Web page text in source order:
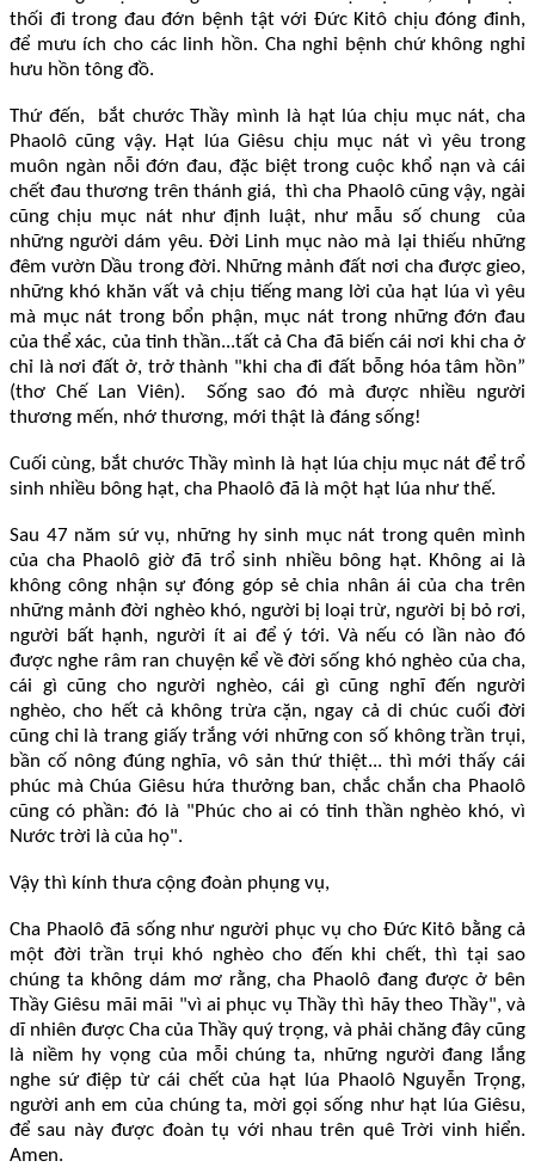
thối đi trong đau đớn bệnh tật với Đức Kitô chịu đóng đinh,
để mưu ích cho các linh hồn. Cha nghỉ bệnh chứ không nghỉ
hưu hồn tông đồ.
Thứ đến, bắt chước Thầy mình là hạt lúa chịu mục nát, cha
Phaolô cũng vậy. Hạt lúa Giêsu chịu mục nát vì yêu trong
muôn ngàn nỗi đớn đau, đặc biệt trong cuộc khổ nạn và cái
chết đau thương trên thánh giá, thì cha Phaolô cũng vậy, ngài
cũng chịu mục nát như định luật, như mẫu số chung của
những người dám yêu. Đời Linh mục nào mà lại thiếu những
đêm vườn Dầu trong đời. Những mảnh đất nơi cha được gieo,
những khó khăn vất vả chịu tiếng mang lời của hạt lúa vì yêu
mà mục nát trong bổn phận, mục nát trong những đớn đau
của thể xác, của tinh thần...tất cả Cha đã biến cái nơi khi cha ở
chỉ là nơi đất ở, trở thành "khi cha đi đất bỗng hóa tâm hồn”
(thơ Chế Lan Viên). Sống sao đó mà được nhiều người
thương mến, nhớ thương, mới thật là đáng sống!
Cuối cùng, bắt chước Thầy mình là hạt lúa chịu mục nát để trổ
sinh nhiều bông hạt, cha Phaolô đã là một hạt lúa như thế.
Sau 47 năm sứ vụ, những hy sinh mục nát trong quên mình
của cha Phaolô giờ đã trổ sinh nhiều bông hạt. Không ai là
không công nhận sự đóng góp sẻ chia nhân ái của cha trên
những mảnh đời nghèo khó, người bị loại trừ, người bị bỏ rơi,
người bất hạnh, người ít ai để ý tới. Và nếu có lần nào đó
được nghe râm ran chuyện kể về đời sống khó nghèo của cha,
cái gì cũng cho người nghèo, cái gì cũng nghĩ đến người
nghèo, cho hết cả không trừa cặn, ngay cả di chúc cuối đời
cũng chỉ là trang giấy trắng với những con số không trần trụi,
bần cố nông đúng nghĩa, vô sản thứ thiệt... thì mới thấy cái
phúc mà Chúa Giêsu hứa thưởng ban, chắc chắn cha Phaolô
cũng có phần: đó là "Phúc cho ai có tinh thần nghèo khó, vì
Nước trời là của họ".
Vậy thì kính thưa cộng đoàn phụng vụ,
Cha Phaolô đã sống như người phục vụ cho Đức Kitô bằng cả
một đời trần trụi khó nghèo cho đến khi chết, thì tại sao
chúng ta không dám mơ rằng, cha Phaolô đang được ở bên
Thầy Giêsu mãi mãi "vì ai phục vụ Thầy thì hãy theo Thầy", và
dĩ nhiên được Cha của Thầy quý trọng, và phải chăng đây cũng
là niềm hy vọng của mỗi chúng ta, những người đang lắng
nghe sứ điệp từ cái chết của hạt lúa Phaolô Nguyễn Trọng,
người anh em của chúng ta, mời gọi sống như hạt lúa Giêsu,
để sau này được đoàn tụ với nhau trên quê Trời vinh hiển.
Amen.